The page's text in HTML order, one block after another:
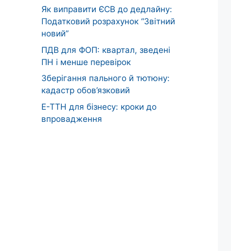
Як виправити ЄСВ до дедлайну:
Податковий розрахунок “Звітний
новий”
ПДВ для ФОП: квартал, зведені
ПН і менше перевірок
Зберігання пального й тютюну:
кадастр обов’язковий
Е-ТТН для бізнесу: кроки до
впровадження